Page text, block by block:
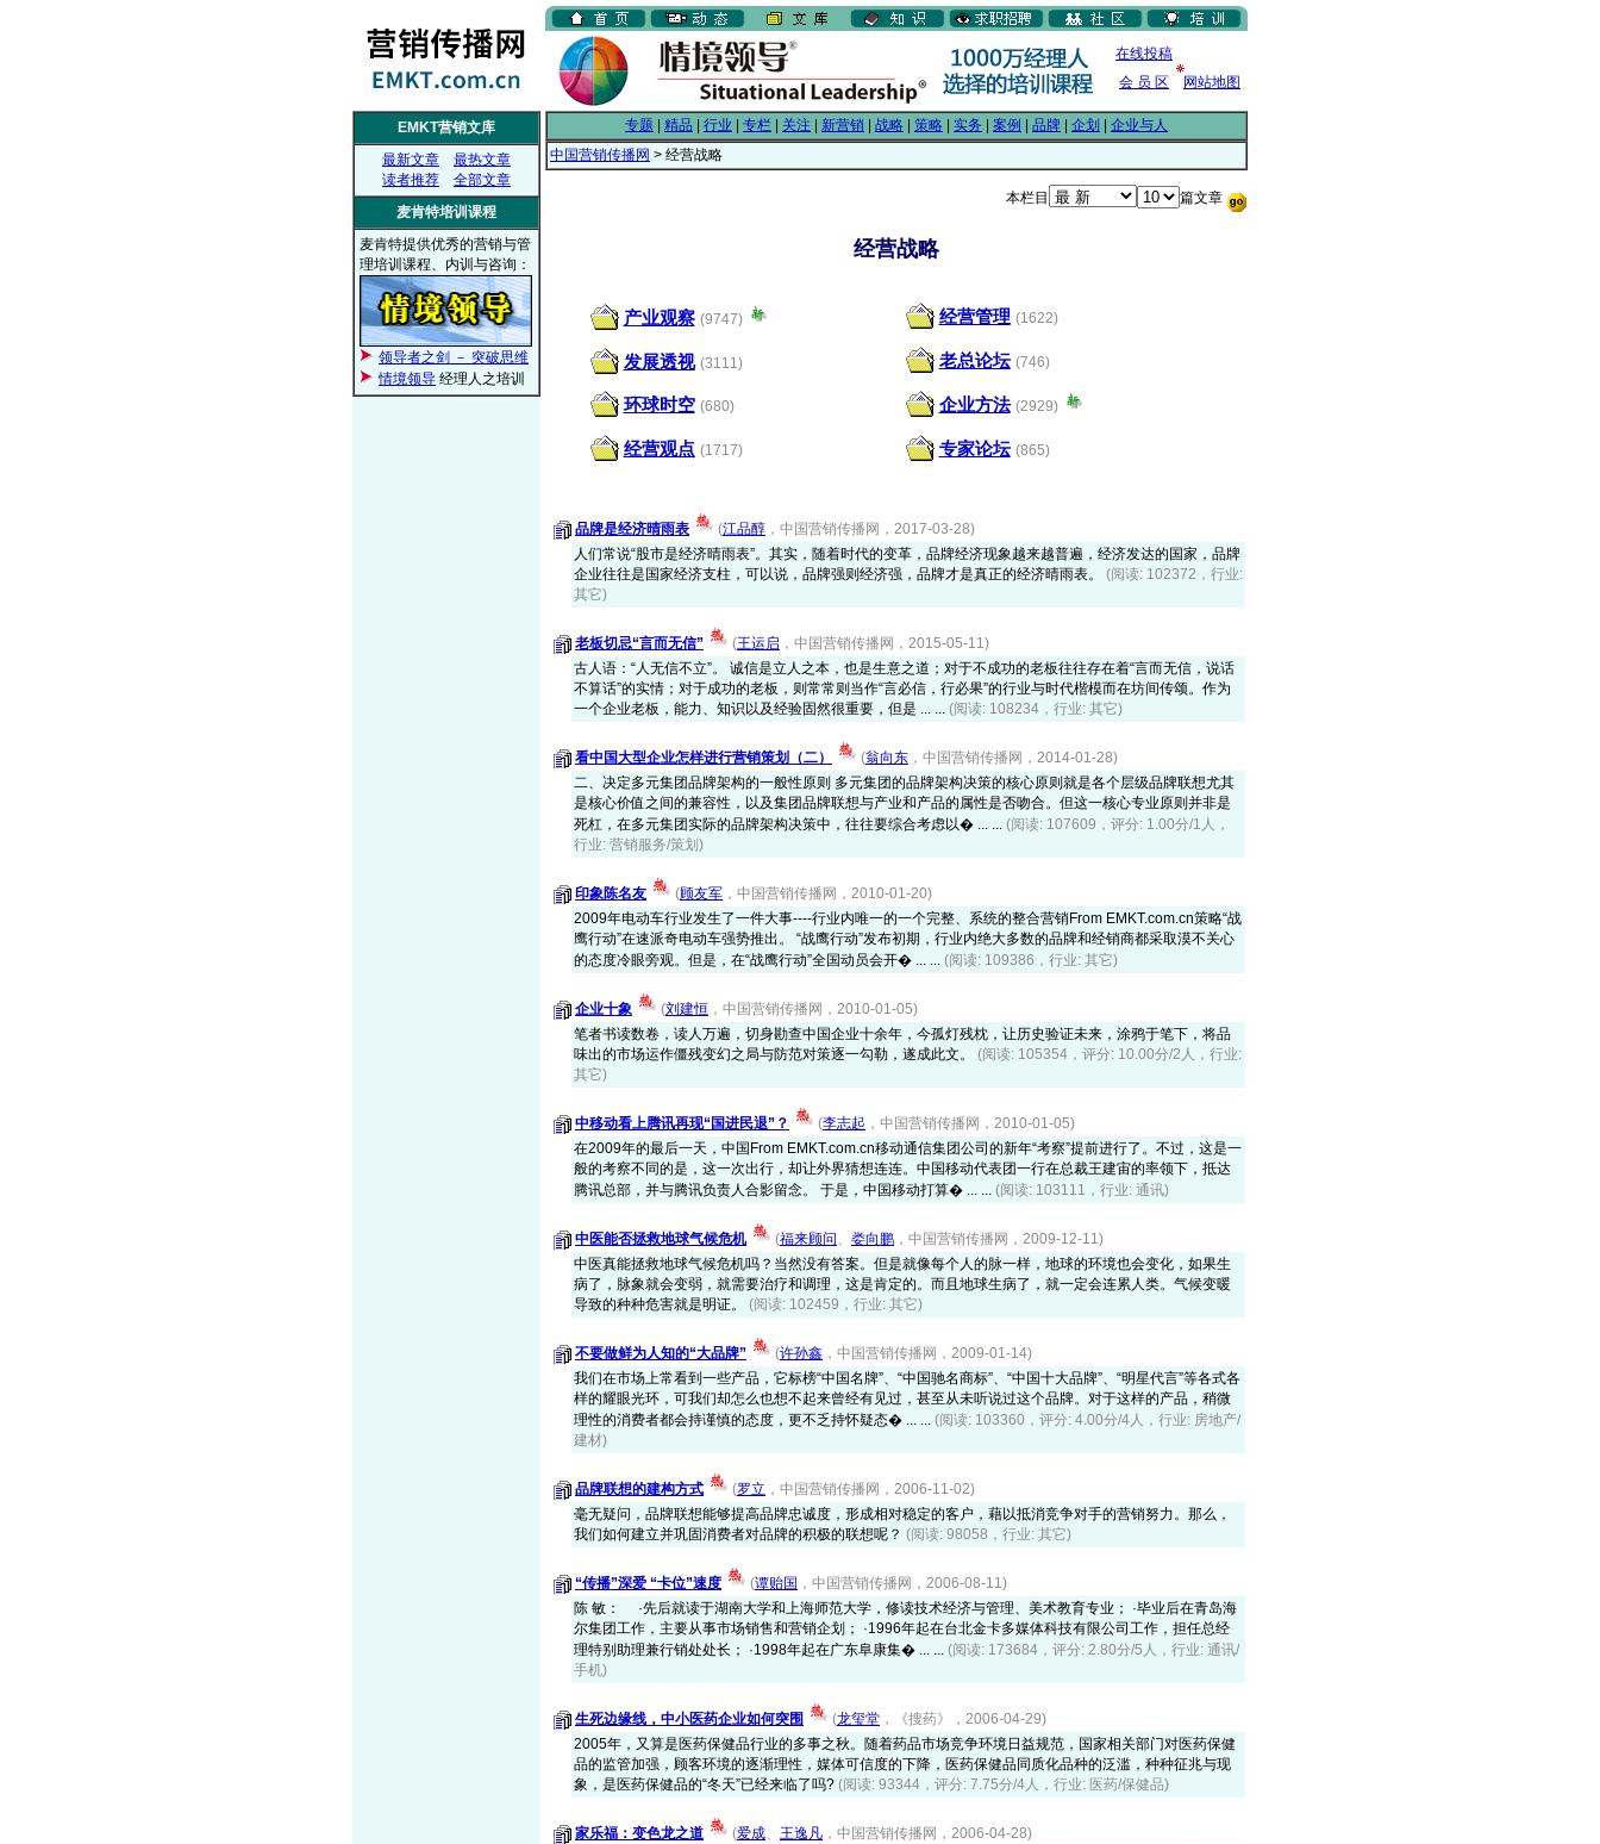
在线投稿
会 员 区
网站地图
EMKT营销文库
最新文章
最热文章
读者推荐
全部文章
麦肯特培训课程
麦肯特提供优秀的营销与管
理培训课程、内训与咨询：
领导者之剑 － 突破思维
情境领导 经理人之培训
专题 精品 行业 专栏 关注 新营销 战略 策略 实务 案例 品牌 企划
企业与人
中国营销传播网 > 经营战略
本栏目 篇文章
经营战略
产业观察 (9747)
发展透视 (3111)
环球时空 (680)
经营观点 (1717)
经营管理 (1622)
老总论坛 (746)
企业方法 (2929)
专家论坛 (865)
品牌是经济晴雨表 (江品醇 ，中国营销传播网，2017-03-28)
人们常说“股市是经济晴雨表”。其实，随着时代的变革，品牌经济现象越来越普遍，经济发达的国家，品牌
企业往往是国家经济支柱，可以说，品牌强则经济强，品牌才是真正的经济晴雨表。 (阅读: 102372，行业:
其它)
老板切忌“言而无信” (王运启 ，中国营销传播网，2015-05-11)
古人语：“人无信不立”。 诚信是立人之本，也是生意之道；对于不成功的老板往往存在着“言而无信，说话
不算话”的实情；对于成功的老板，则常常则当作“言必信，行必果”的行业与时代楷模而在坊间传颂。作为
一个企业老板，能力、知识以及经验固然很重要，但是 ... ... (阅读: 108234，行业: 其它)
看中国大型企业怎样进行营销策划（二） (翁向东 ，中国营销传播网，2014-01-28)
二、决定多元集团品牌架构的一般性原则 多元集团的品牌架构决策的核心原则就是各个层级品牌联想尤其
是核心价值之间的兼容性，以及集团品牌联想与产业和产品的属性是否吻合。但这一核心专业原则并非是
死杠，在多元集团实际的品牌架构决策中，往往要综合考虑以� ... ... (阅读: 107609，评分: 1.00分/1人，
行业: 营销服务/策划)
印象陈名友 (顾友军 ，中国营销传播网，2010-01-20)
2009年电动车行业发生了一件大事----行业内唯一的一个完整、系统的整合营销From EMKT.com.cn策略“战
鹰行动”在速派奇电动车强势推出。 “战鹰行动”发布初期，行业内绝大多数的品牌和经销商都采取漠不关心
的态度冷眼旁观。但是，在“战鹰行动”全国动员会开� ... ... (阅读: 109386，行业: 其它)
企业十象 (刘建恒 ，中国营销传播网，2010-01-05)
笔者书读数卷，读人万遍，切身勘查中国企业十余年，今孤灯残枕，让历史验证未来，涂鸦于笔下，将品
味出的市场运作僵残变幻之局与防范对策逐一勾勒，遂成此文。 (阅读: 105354，评分: 10.00分/2人，行业:
其它)
中移动看上腾讯再现“国进民退”？ (李志起 ，中国营销传播网，2010-01-05)
在2009年的最后一天，中国From EMKT.com.cn移动通信集团公司的新年“考察”提前进行了。不过，这是一
般的考察不同的是，这一次出行，却让外界猜想连连。中国移动代表团一行在总裁王建宙的率领下，抵达
腾讯总部，并与腾讯负责人合影留念。 于是，中国移动打算� ... ... (阅读: 103111，行业: 通讯)
中医能否拯救地球气候危机 (福来顾问、 娄向鹏 ，中国营销传播网，2009-12-11)
中医真能拯救地球气候危机吗？当然没有答案。但是就像每个人的脉一样，地球的环境也会变化，如果生
病了，脉象就会变弱，就需要治疗和调理，这是肯定的。而且地球生病了，就一定会连累人类。气候变暖
导致的种种危害就是明证。 (阅读: 102459，行业: 其它)
不要做鲜为人知的“大品牌” (许孙鑫 ，中国营销传播网，2009-01-14)
我们在市场上常看到一些产品，它标榜“中国名牌”、“中国驰名商标”、“中国十大品牌”、“明星代言”等各式各
样的耀眼光环，可我们却怎么也想不起来曾经有见过，甚至从未听说过这个品牌。对于这样的产品，稍微
理性的消费者都会持谨慎的态度，更不乏持怀疑态� ... ... (阅读: 103360，评分: 4.00分/4人，行业: 房地产/
建材)
品牌联想的建构方式 (罗立 ，中国营销传播网，2006-11-02)
毫无疑问，品牌联想能够提高品牌忠诚度，形成相对稳定的客户，藉以抵消竞争对手的营销努力。那么，
我们如何建立并巩固消费者对品牌的积极的联想呢？ (阅读: 98058，行业: 其它)
“传播”深爱 “卡位”速度 (谭贻国 ，中国营销传播网，2006-08-11)
陈 敏： ·先后就读于湖南大学和上海师范大学，修读技术经济与管理、美术教育专业； ·毕业后在青岛海
尔集团工作，主要从事市场销售和营销企划； ·1996年起在台北金卡多媒体科技有限公司工作，担任总经
理特别助理兼行销处处长； ·1998年起在广东阜康集� ... ... (阅读: 173684，评分: 2.80分/5人，行业: 通讯/
手机)
生死边缘线，中小医药企业如何突围 (龙玺堂 ，《搜药》，2006-04-29)
2005年，又算是医药保健品行业的多事之秋。随着药品市场竞争环境日益规范，国家相关部门对医药保健
品的监管加强，顾客环境的逐渐理性，媒体可信度的下降，医药保健品同质化品种的泛滥，种种征兆与现
象，是医药保健品的“冬天”已经来临了吗? (阅读: 93344，评分: 7.75分/4人，行业: 医药/保健品)
家乐福：变色龙之道 (爱成、 王逸凡 ，中国营销传播网，2006-04-28)